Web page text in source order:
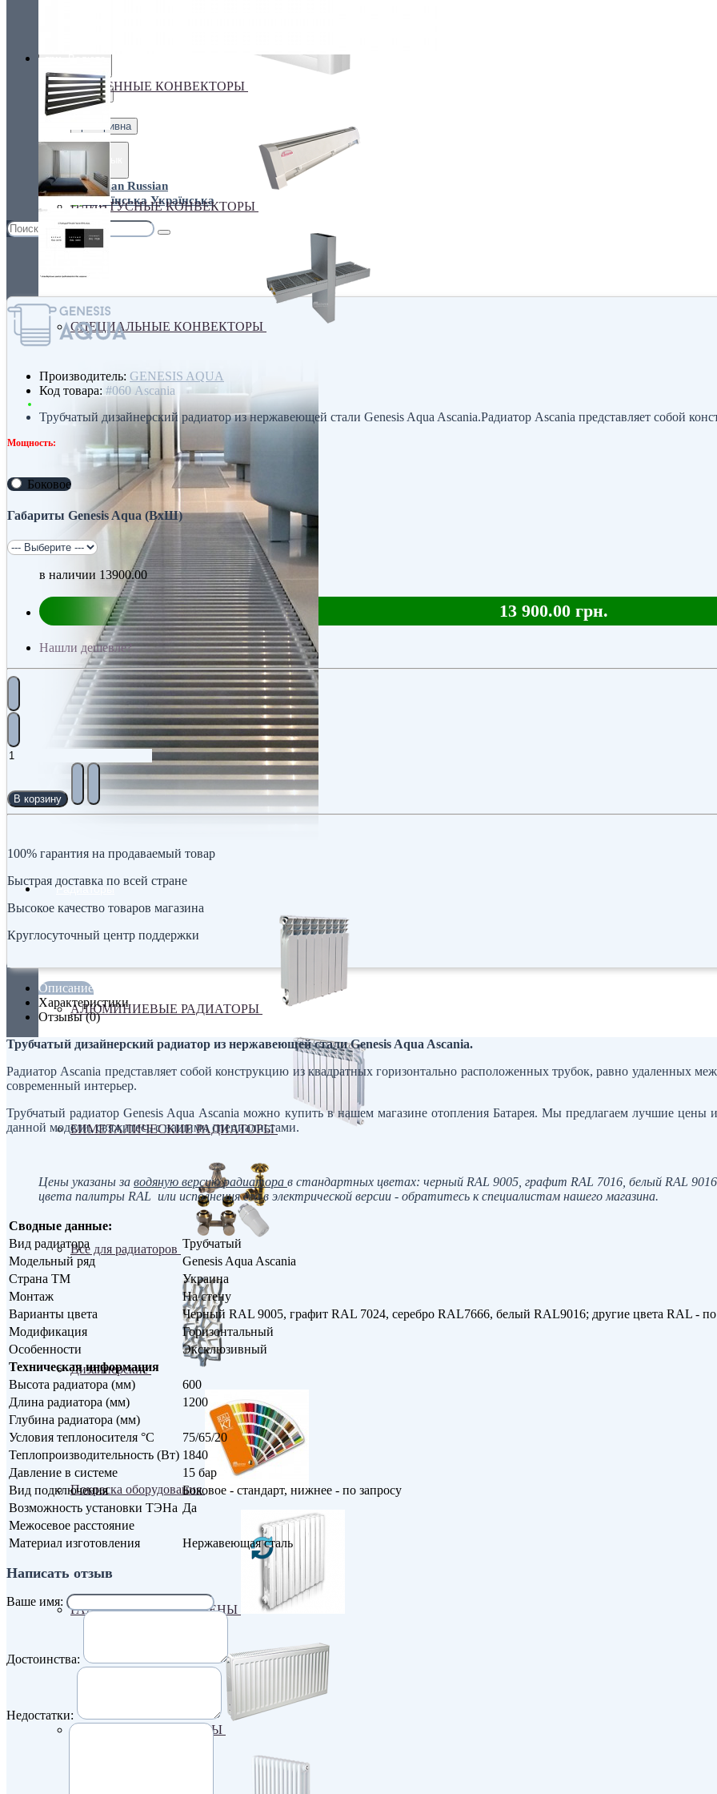
€ Euro
грн. Гривна
Russian
Українська
НАСТЕННЫЕ КОНВЕКТОРЫ
ПЛИНТУСНЫЕ КОНВЕКТОРЫ
СПЕЦИАЛЬНЫЕ КОНВЕКТОРЫ
Радиаторы
АЛЮМИНИЕВЫЕ РАДИАТОРЫ
БИМЕТАЛИЧЕСКИЕ РАДИАТОРЫ
Все для радиаторов
Дизайнерские
Покраска оборудования
РАДИАТОРЫ ДЛЯ ЗАМЕНЫ
СТАЛЬНЫЕ РАДИАТОРЫ
Производитель: GENESIS AQUA
Код товара: #060 Ascania
Трубчатый дизайнерский радиатор из нержавеющей стали Genesis Aqua Ascania.Радиатор Ascania представляет собой
Мощность:
Боковое
Габариты Genesis Aqua (ВхШ)
в наличии 13900.00
13 900.00 грн.
Нашли дешевле?
В корзину
100% гарантия на продаваемый товар
Быстрая доставка по всей стране
Высокое качество товаров магазина
Круглосуточный центр поддержки
Описание
Характеристики
Отзывы (0)
Трубчатый дизайнерский радиатор из нержавеющей стали Genesis Aqua Ascania.
Радиатор Ascania представляет собой конструкцию из квадратных горизонтально расположенных трубок, равно удаленных
современный интерьер.
Трубчатый радиатор Genesis Aqua Ascania можно купить в нашем магазине отопления Батарея. Мы предлагаем лучшие
данной модели, свяжитесь с нашими специалистами.
Цены указаны за водяную версию радиатора в стандартных цветах: черный RAL 9005, графит RAL 7016 , белый RAL
цвета палитры RAL или исполнения его в электрической версии - обратитесь к специалистам нашего магазина.
Сводные данные:
Вид радиатора
Трубчатый
Модельный ряд
Genesis Aqua Ascania
Страна ТМ
Украина
Монтаж
На стену
Варианты цвета
Черный RAL 9005, графит RAL 7024, серебро RAL7666, белый RAL9016; другие цвета RAL - по
Модификация
Горизонтальный
Особенности
Эксклюзивный
Техническая информация
Высота радиатора (мм)
600
Длина радиатора (мм)
1200
Глубина радиатора (мм)
Условия теплоносителя °С
75/65/20
Теплопроизводительность (Вт) 1840
Давление в системе
15 бар
Вид подключения
Боковое - стандарт, нижнее - по запросу
Возможность установки ТЭНа Да
Межосевое расстояние
Материал изготовления
Нержавеющая сталь
Написать отзыв
Ваше имя:
Достоинства:
Недостатки: